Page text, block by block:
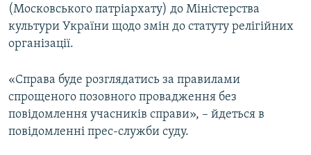
(Московського патріархату) до Міністерства
культури України щодо змін до статуту релігійних
організації.
«Справа буде розглядатись за правилами
спрощеного позовного провадження без
повідомлення учасників справи», – йдеться в
повідомленні прес-служби суду.